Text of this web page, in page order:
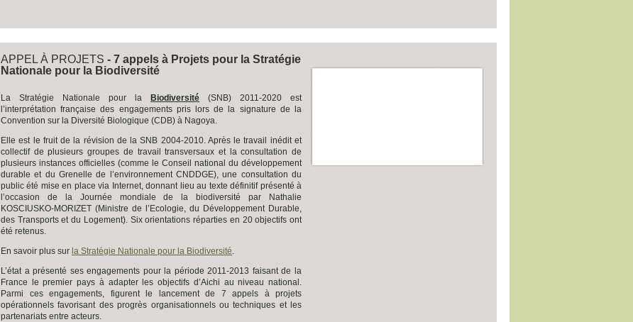
APPEL À PROJETS - 7 appels à Projets pour la Stratégie
Nationale pour la Biodiversité
La Stratégie Nationale pour la Biodiversité (SNB) 2011-2020 est
l’interprétation française des engagements pris lors de la signature de la
Convention sur la Diversité Biologique (CDB) à Nagoya.
Elle est le fruit de la révision de la SNB 2004-2010. Après le travail inédit et
collectif de plusieurs groupes de travail transversaux et la consultation de
plusieurs instances officielles (comme le Conseil national du développement
durable et du Grenelle de l’environnement CNDDGE), une consultation du
public été mise en place via Internet, donnant lieu au texte définitif présenté à
l’occasion de la Journée mondiale de la biodiversité par Nathalie
KOSCIUSKO-MORIZET (Ministre de l’Ecologie, du Développement Durable,
des Transports et du Logement). Six orientations réparties en 20 objectifs ont
été retenus.
En savoir plus sur la Stratégie Nationale pour la Biodiversité.
L’état a présenté ses engagements pour la période 2011-2013 faisant de la
France le premier pays à adapter les objectifs d’Aichi au niveau national.
Parmi ces engagements, figurent le lancement de 7 appels à projets
opérationnels favorisant des progrès organisationnels ou techniques et les
partenariats entre acteurs.